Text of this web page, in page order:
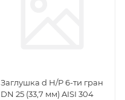
Заглушка d Н/Р 6-ти гран
DN 25 (33,7 мм) AISI 304